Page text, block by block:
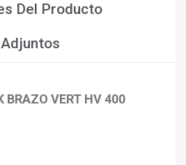
deseos ×
Del Producto
Adjuntos
BRAZO VERT HV 400